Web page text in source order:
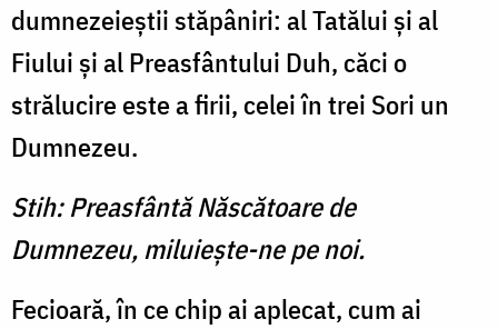
dumnezeieştii stăpâniri: al Tatălui şi al
Fiului şi al Preasfântului Duh, căci o
strălucire este a firii, celei în trei Sori un
Dumnezeu.
Stih: Preasfântă Născătoare de
Dumnezeu, miluieşte-ne pe noi.
Fecioară, în ce chip ai aplecat, cum ai